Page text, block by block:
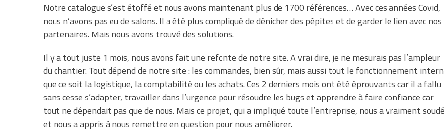
Notre catalogue s’est étoffé et nous avons maintenant plus de 1700 références… Avec ces années Covid,
nous n’avons pas eu de salons. Il a été plus compliqué de dénicher des pépites et de garder le lien avec nos
partenaires. Mais nous avons trouvé des solutions.
Il y a tout juste 1 mois, nous avons fait une refonte de notre site. A vrai dire, je ne mesurais pas l’ampleur
du chantier. Tout dépend de notre site : les commandes, bien sûr, mais aussi tout le fonctionnement
que ce soit la logistique, la comptabilité ou les achats. Ces 2 derniers mois ont été éprouvants car il a fallu
sans cesse s’adapter, travailler dans l’urgence pour résoudre les bugs et apprendre à faire confiance car
tout ne dépendait pas que de nous. Mais ce projet, qui a impliqué toute l’entreprise, nous a vraiment
et nous a appris à nous remettre en question pour nous améliorer.